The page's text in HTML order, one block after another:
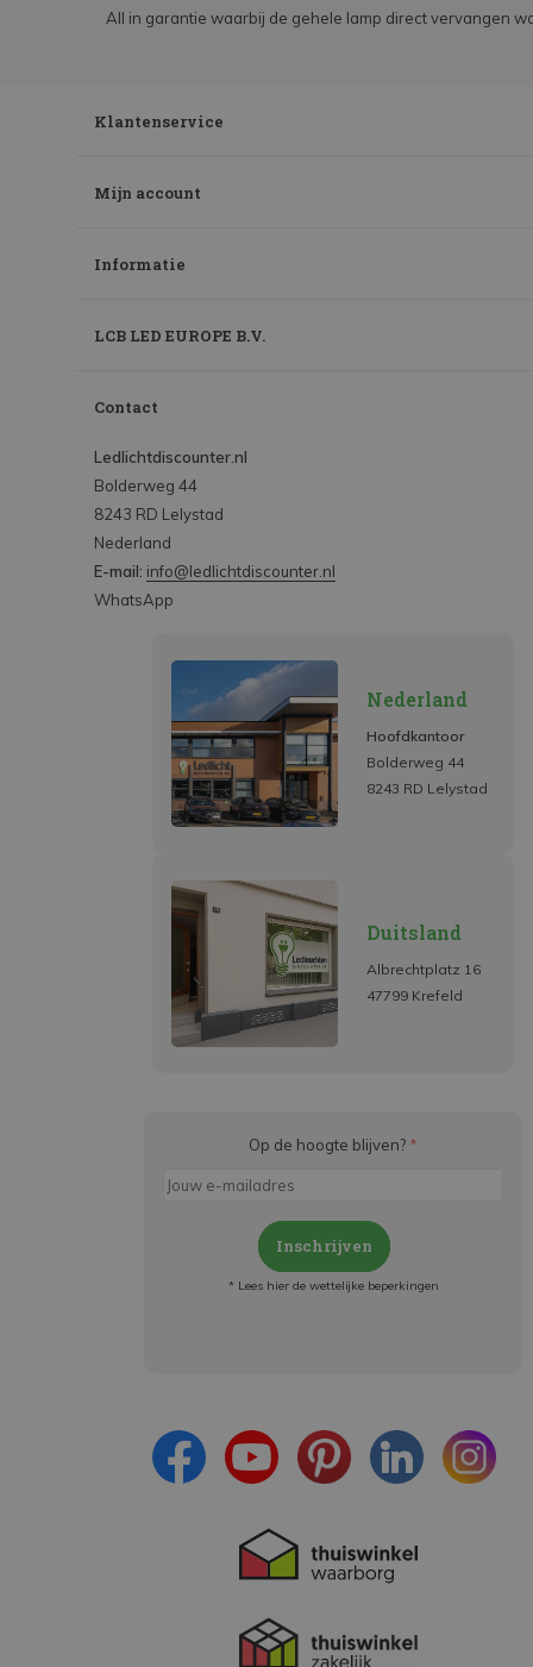
All in garantie waarbij de gehele lamp direct vervangen
Klantenservice
Mijn account
Informatie
LCB LED EUROPE B.V.
Contact
Ledlichtdiscounter.nl
Bolderweg 44
8243 RD Lelystad
Nederland
E-mail: info@ledlichtdiscounter.nl
WhatsApp
Nederland
Hoofdkantoor
Bolderweg 44
8243 RD Lelystad
Duitsland
Albrechtplatz 16
47799 Krefeld
Op de hoogte blijven? *
Inschrijven
* Lees hier de wettelijke beperkingen